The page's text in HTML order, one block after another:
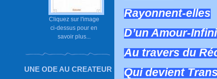
Cliquez sur l'image
ci-dessus pour en
savoir plus...
UNE ODE AU CREATEUR
Rayonnent-elles
D’un Amour-Infini
Au travers du
Qui devient